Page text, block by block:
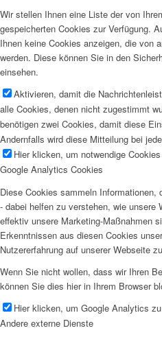
Wir stellen Ihnen eine Liste der von
gespeicherten Cookies zur Verfügung.
Ihnen keine Cookies anzeigen, die von
werden. Diese können Sie in den
einsehen.
Aktivieren, damit die
alle Cookies, denen nicht zugestimmt
benötigen zwei Cookies, damit diese
Andernfalls wird diese Mitteilung bei
Hier klicken, um notwendige
Google Analytics Cookies
Diese Cookies sammeln
- dabei helfen zu verstehen, wie unsere
effektiv unsere Marketing-Maßnahmen
Erkenntnissen aus diesen Cookies
Nutzererfahrung auf unserer Webseite
Wenn Sie nicht wollen, dass wir Ihren
können Sie dies hier in Ihrem Browser
Hier klicken, um Google Analytics
Andere externe Dienste